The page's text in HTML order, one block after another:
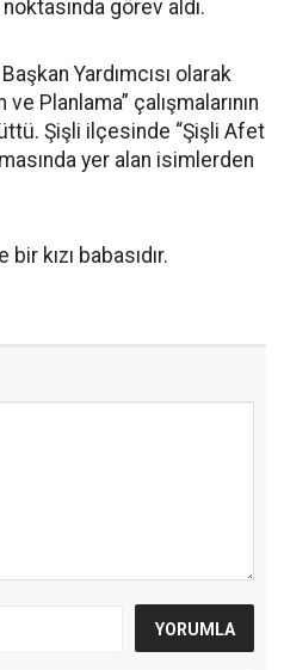
görev aldı.
Yardımcısı olarak
Planlama” çalışmalarının
Şişli ilçesinde “Şişli Afet
yer alan isimlerden
kızı babasıdır.